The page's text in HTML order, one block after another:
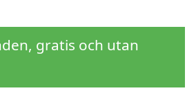
gratis och utan